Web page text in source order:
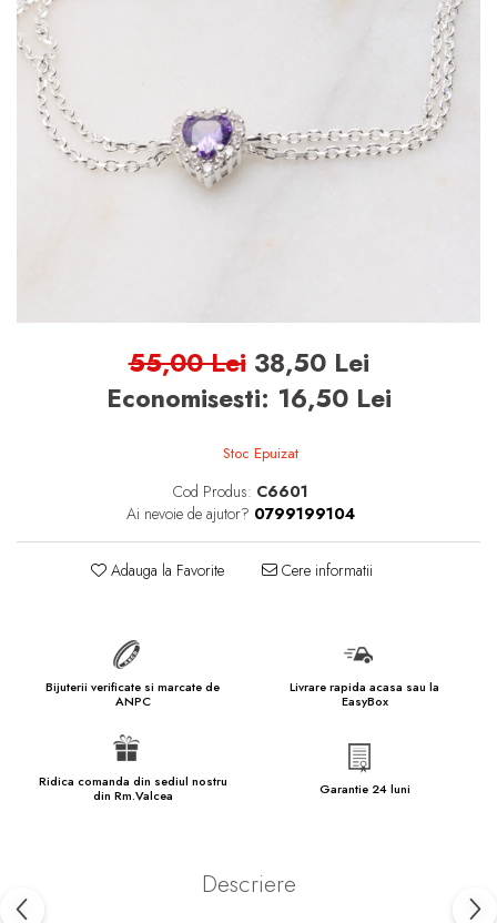
BIJUTERII ARGINT PENTRU
BARBATI
INELE ARGINT
marime reglabila
marimea 47
marimea 54
marimea 59
marimea 62
marimea 63
marimea 64
marimea 65
marimea 66
SETURI ARGINT
55,00 Lei 38,50 Lei
Economisesti: 16,50 Lei
Stoc Epuizat
Cod Produs: C6601
Ai nevoie de ajutor? 0799199104
Adauga la Favorite Cere informatii
Bijuterii verificate si marcate de
ANPC
Livrare rapida acasa sau la
EasyBox
Ridica comanda din sediul nostru
din Rm.Valcea
Garantie 24 luni
Descriere